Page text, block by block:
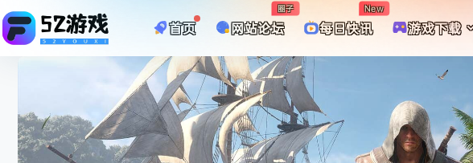
首页 网站论坛
圈子
每日快讯
New
游戏下载